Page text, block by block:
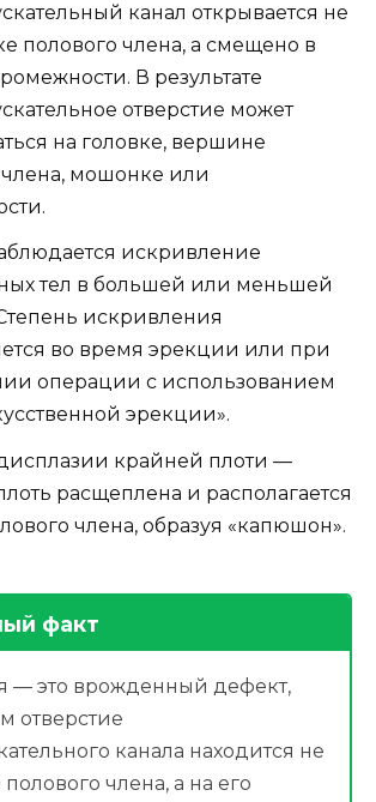
канал открывается не
полового члена, а смещено в
В результате
отверстие может
на головке, вершине
члена, мошонке или
искривление
тел в большей или меньшей
искривления
во время эрекции или при
операции с использованием
эрекции».
крайней плоти —
расщеплена и располагается
члена, образуя «капюшон».
факт
— это врожденный дефект,
отверстие
канала находится не
члена, а на его